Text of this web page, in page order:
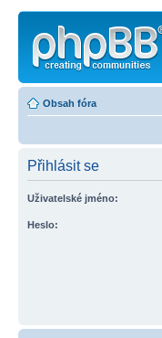
Obsah fóra
Přihlásit se
Uživatelské jméno:
Heslo: